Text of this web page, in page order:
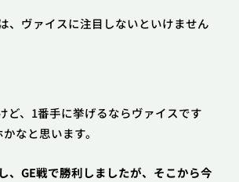
、ヴァイスに注目しないといけません
ど、1番手に挙げるならヴァイスです
なと思います。
GE戦で勝利しましたが、そこから今